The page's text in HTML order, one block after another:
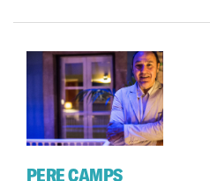
PERE CAMPS